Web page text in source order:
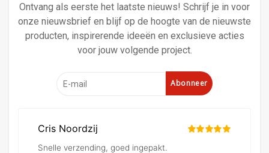
Ontvang als eerste het laatste nieuws! Schrijf je in voor
onze nieuwsbrief en blijf op de hoogte van de nieuwste
producten, inspirerende ideeën en exclusieve acties
voor jouw volgende project.
Abonneer